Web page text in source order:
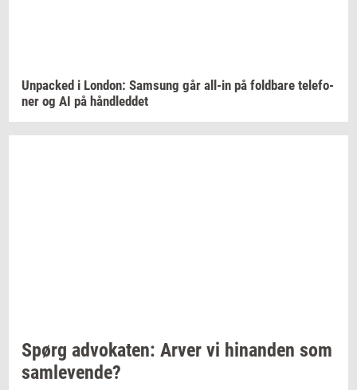
Un­pa­ck­ed i Lon­don: Sams­ung går all-​in på fold­ba­re te­le­fo­
ner og AI på hånd­led­det
Spørg ad­vo­ka­ten: Arver vi hin­an­den som
sam­le­ven­de?